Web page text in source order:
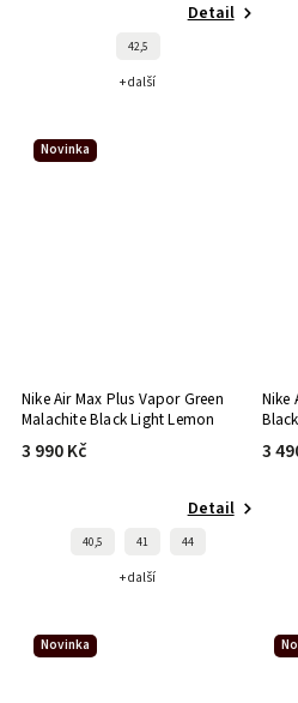
Detail
42,5
+ další
Novinka
Nike Air Max Plus Vapor Green
Malachite Black Light Lemon
Twist
3 990 Kč
Detail
40,5 41 44
+ další
Nike
3
Novinka